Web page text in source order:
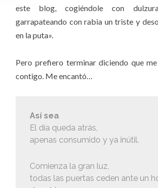
este blog, cogiéndole con
garrapateando con rabia un triste y
en la puta».
Pero prefiero terminar diciendo que
contigo. Me encantó…
Así sea
El día queda atrás,
apenas consumido y ya inútil.
Comienza la gran luz,
todas las puertas ceden ante un